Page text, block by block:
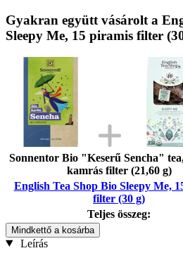
Gyakran együtt vásárolt a
Sleepy Me, 15 piramis filter
Sonnentor Bio "Keserű Sencha"
kamrás filter (21,60 g)
English Tea Shop Bio Sleepy Me,
filter (30 g)
Teljes összeg:
Mindkettő a kosárba
Leírás